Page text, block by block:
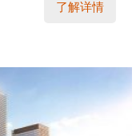
了解详情